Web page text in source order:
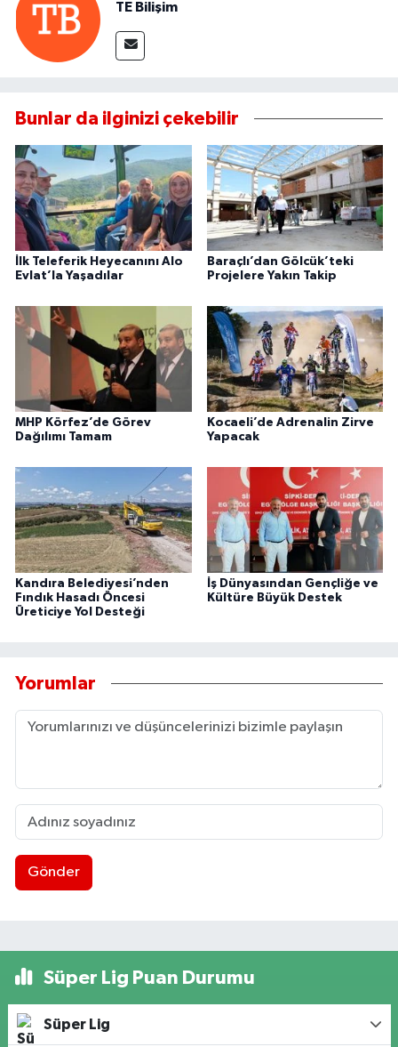
TE Bilişim
Bunlar da ilginizi çekebilir
İlk Teleferik Heyecanını Alo
Evlat’la Yaşadılar
Baraçlı’dan Gölcük’teki
Projelere Yakın Takip
MHP Körfez’de Görev
Dağılımı Tamam
Kocaeli’de Adrenalin Zirve
Yapacak
Kandıra Belediyesi’nden
Fındık Hasadı Öncesi
Üreticiye Yol Desteği
İş Dünyasından Gençliğe ve
Kültüre Büyük Destek
Yorumlar
Gönder
Süper Lig Puan Durumu
Süper Lig